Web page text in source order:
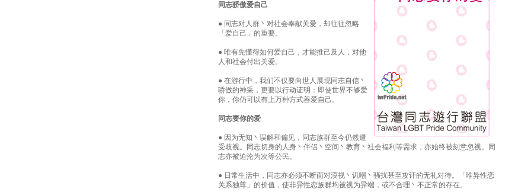
同志骄傲爱自己
● 同志对人群丶对社会奉献关爱，却往往忽略
「爱自己」的重要。
● 唯有先懂得如何爱自己，才能推己及人，对他
人和社会付出关爱。
● 在游行中，我们不仅要向世人展现同志自信丶
骄傲的神采，更要以行动证明：即使世界不够爱
你，你仍可以有上万种方式善爱自己。
同志要你的爱
● 因为无知丶误解和偏见，同志族群至今仍然遭
受歧视。同志切身的人身丶伴侣丶空间丶教育丶社会福利等需求，亦始终被刻意忽视。同
志亦被迫沦为次等公民。
● 日常生活中，同志亦必须不断面对漠视丶讥嘲丶骚扰甚至攻讦的无礼对待。「唯异性恋
关系独尊」的价值，使非异性恋族群均被视为异端，或不合理丶不正常的存在。